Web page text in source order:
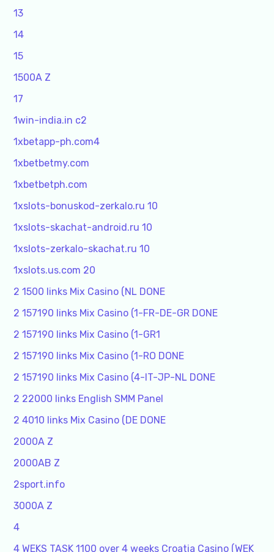
13
14
15
1500A Z
17
1win-india.in c2
1xbetapp-ph.com4
1xbetbetmy.com
1xbetbetph.com
1xslots-bonuskod-zerkalo.ru 10
1xslots-skachat-android.ru 10
1xslots-zerkalo-skachat.ru 10
1xslots.us.com 20
2 1500 links Mix Casino (NL DONE
2 157190 links Mix Casino (1-FR-DE-GR DONE
2 157190 links Mix Casino (1-GR1
2 157190 links Mix Casino (1-RO DONE
2 157190 links Mix Casino (4-IT-JP-NL DONE
2 22000 links English SMM Panel
2 4010 links Mix Casino (DE DONE
2000A Z
2000AB Z
2sport.info
3000A Z
4
4 WEKS TASK 1100 over 4 weeks Croatia Casino (WEK